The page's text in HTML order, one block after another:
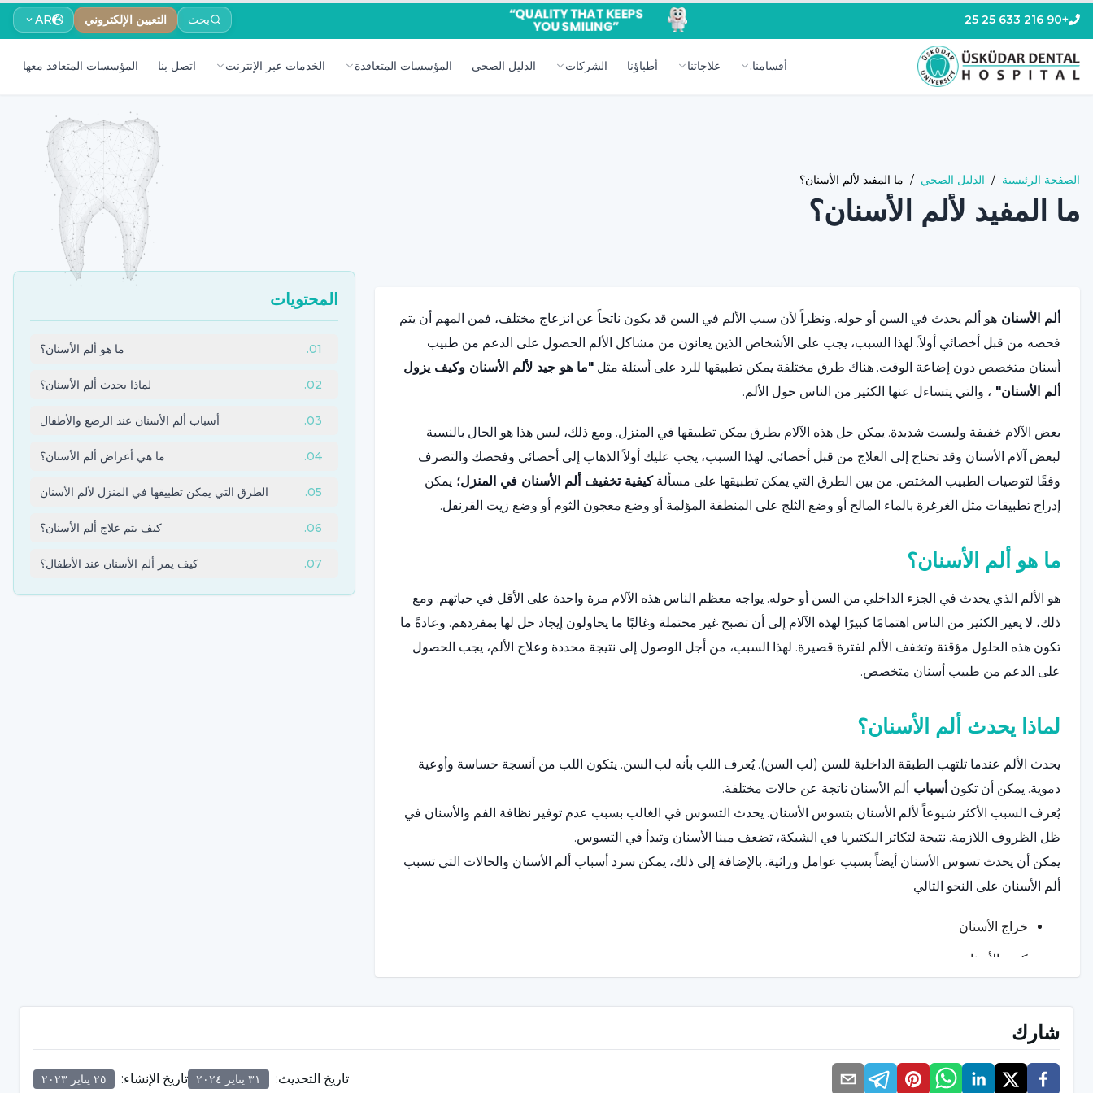
+90 216 633 25 25 بحث التعيين الإلكتروني AR
أقسامنا. علاجاتنا أطباؤنا الشركات الدليل الصحي المؤسسات المتعاقدة الخدمات عبر الإنترنت اتصل بنا المؤسسات المتعاقد معها
الصفحة الرئيسية / الدليل الصحي / ما المفيد لألم الأسنان؟
ما المفيد لألم الأسنان؟
ألم الأسنان هو ألم يحدث في السن أو حوله. ونظراً لأن سبب الألم في السن قد يكون ناتجاً عن انزعاج مختلف، فمن المهم أن يتم
فحصه من قبل أخصائي أولاً. لهذا السبب، يجب على الأشخاص الذين يعانون من مشاكل الألم الحصول على الدعم من طبيب
أسنان متخصص دون إضاعة الوقت. هناك طرق مختلفة يمكن تطبيقها للرد على أسئلة مثل "ما هو جيد لألم الأسنان وكيف يزول
ألم الأسنان" ، والتي يتساءل عنها الكثير من الناس حول الألم.
بعض الآلام خفيفة وليست شديدة. يمكن حل هذه الآلام بطرق يمكن تطبيقها في المنزل. ومع ذلك، ليس هذا هو الحال بالنسبة
لبعض آلام الأسنان وقد تحتاج إلى العلاج من قبل أخصائي. لهذا السبب، يجب عليك أولاً الذهاب إلى أخصائي وفحصك والتصرف
وفقًا لتوصيات الطبيب المختص. من بين الطرق التي يمكن تطبيقها على مسألةكيفية تخفيف ألم الأسنان في المنزل؛ يمكن
إدراج تطبيقات مثل الغرغرة بالماء المالح أو وضع الثلج على المنطقة المؤلمة أو وضع معجون الثوم أو وضع زيت القرنفل.
ما هو ألم الأسنان؟
هو الألم الذي يحدث في الجزء الداخلي من السن أو حوله. يواجه معظم الناس هذه الآلام مرة واحدة على الأقل في حياتهم. ومع
ذلك، لا يعير الكثير من الناس اهتمامًا كبيرًا لهذه الآلام إلى أن تصبح غير محتملة وغالبًا ما يحاولون إيجاد حل لها بمفردهم. وعادةً ما
تكون هذه الحلول مؤقتة وتخفف الألم لفترة قصيرة. لهذا السبب، من أجل الوصول إلى نتيجة محددة وعلاج الألم، يجب الحصول
على الدعم من طبيب أسنان متخصص.
لماذا يحدث ألم الأسنان؟
يحدث الألم عندما تلتهب الطبقة الداخلية للسن (لب السن). يُعرف اللب بأنه لب السن. يتكون اللب من أنسجة حساسة وأوعية
دموية. يمكن أن تكون أسباب ألم الأسنان ناتجة عن حالات مختلفة.
يُعرف السبب الأكثر شيوعاً لألم الأسنان بتسوس الأسنان. يحدث التسوس في الغالب بسبب عدم توفير نظافة الفم والأسنان في
ظل الظروف اللازمة. نتيجة لتكاثر البكتيريا في الشبكة، تضعف مينا الأسنان وتبدأ في التسوس.
يمكن أن يحدث تسوس الأسنان أيضاً بسبب عوامل وراثية. بالإضافة إلى ذلك، يمكن سرد أسباب ألم الأسنان والحالات التي تسبب
ألم الأسنان على النحو التالي
خراج الأسنان
كسر الأسنان
الالتهاب والعدوى في اللثة
تآكل مينا الأسنان
المحتويات
01
. ما هو ألم الأسنان؟
02
. لماذا يحدث ألم الأسنان؟
03
. أسباب ألم الأسنان عند الرضع والأطفال
04
. ما هي أعراض ألم الأسنان؟
05
. الطرق التي يمكن تطبيقها في المنزل لألم الأسنان
06
. كيف يتم علاج ألم الأسنان؟
07
. كيف يمر ألم الأسنان عند الأطفال؟
شارك
تاريخ التحديث: ٣١ يناير ٢٠٢٤ تاريخ الإنشاء: ٢٥ يناير ٢٠٢٣